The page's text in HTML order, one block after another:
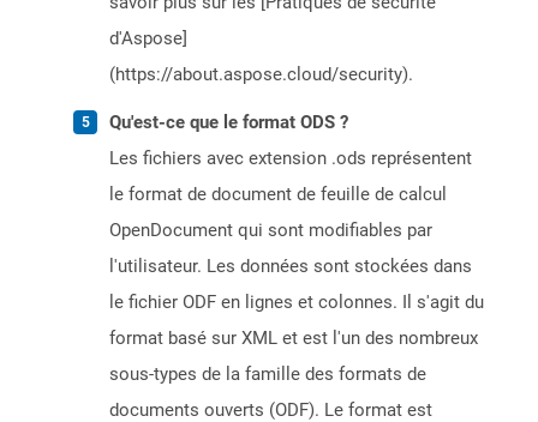
d'Aspose]
(https://about.aspose.cloud/security).
Qu'est-ce que le format ODS ?
Les fichiers avec extension .ods représentent
le format de document de feuille de calcul
OpenDocument qui sont modifiables par
l'utilisateur. Les données sont stockées dans
le fichier ODF en lignes et colonnes. Il s'agit du
format basé sur XML et est l'un des nombreux
sous-types de la famille des formats de
documents ouverts (ODF). Le format est